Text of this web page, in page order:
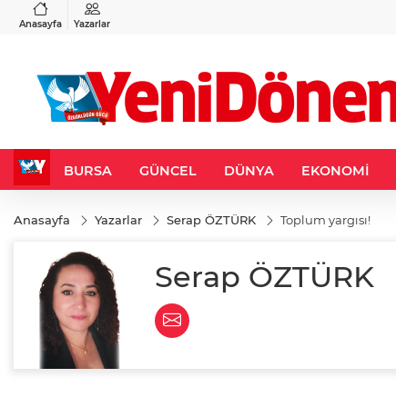
Anasayfa Yazarlar
%-0,22
BURSA GÜNCEL DÜNYA EKONOMİ
Anasayfa Yazarlar Serap ÖZTÜRK Toplum yargısı!
Serap ÖZTÜRK